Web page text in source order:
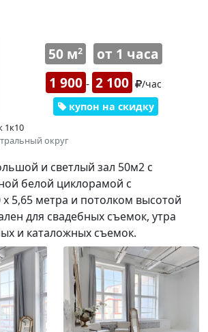
50 м2
от 1 часа
1 900 - 2 100
/час
купон на скидку
1к10
округ
и светлый зал 50м2 с
белой циклорамой с
5,65 метра и потолком высотой
для свадебных съемок, утра
и каталожных съемок.